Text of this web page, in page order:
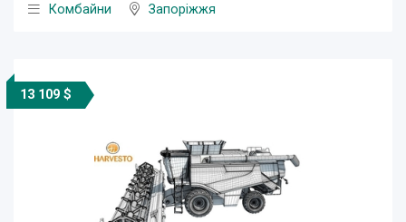
Комбайни
Запоріжжя
13 109 $